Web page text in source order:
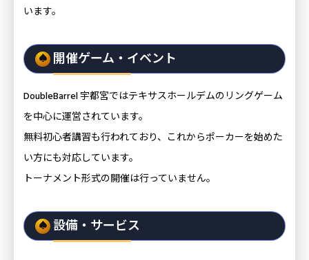
います。
開催ゲーム・イベント
DoubleBarrel 宇都宮ではテキサスホールデムのリングゲーム
を中心に運営されています。
無料初心者講習も行われており、これからポーカーを始めた
い方にも対応しています。
トーナメント形式の開催は行っていません。
設備・サービス